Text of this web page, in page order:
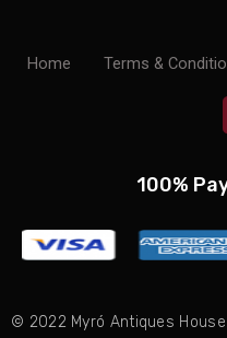
Home Terms &
100%
© 2022 Myró Antiques